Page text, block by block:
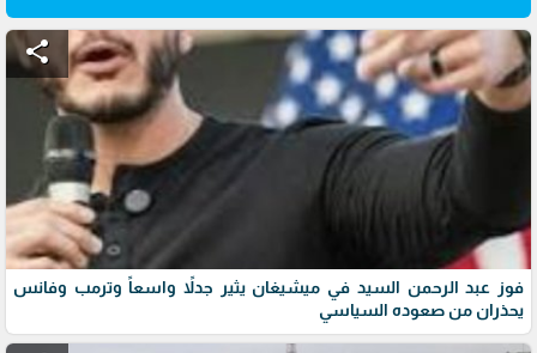
share
فوز عبد الرحمن السيد في ميشيغان يثير جدلاً واسعاً وترمب وفانس
يحذران من صعوده السياسي